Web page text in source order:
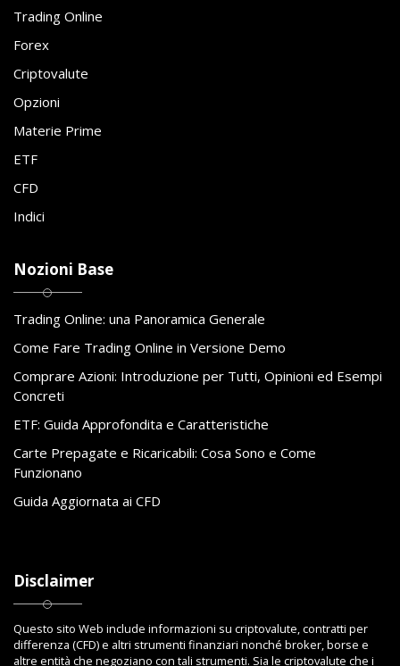
Trading Online
Forex
Criptovalute
Opzioni
Materie Prime
ETF
CFD
Indici
Nozioni Base
Trading Online: una Panoramica Generale
Come Fare Trading Online in Versione Demo
Comprare Azioni: Introduzione per Tutti, Opinioni ed Esempi
Concreti
ETF: Guida Approfondita e Caratteristiche
Carte Prepagate e Ricaricabili: Cosa Sono e Come
Funzionano
Guida Aggiornata ai CFD
Disclaimer
Questo sito Web include informazioni su criptovalute, contratti per
differenza (CFD) e altri strumenti finanziari nonché broker, borse e
altre entità che negoziano con tali strumenti. Sia le criptovalute che i